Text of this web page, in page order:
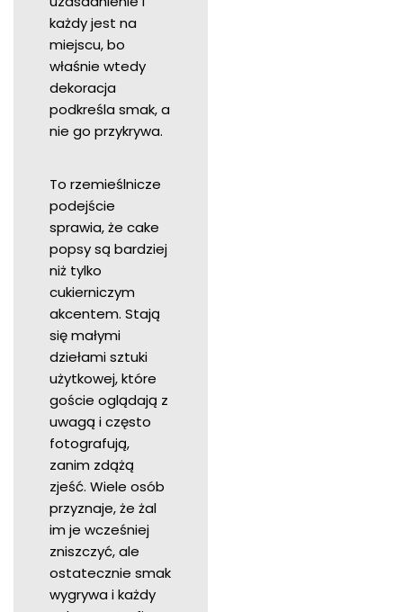
każdy jest na
miejscu, bo
właśnie wtedy
dekoracja
podkreśla smak, a
nie go przykrywa.
To rzemieślnicze
podejście
sprawia, że cake
popsy są bardziej
niż tylko
cukierniczym
akcentem. Stają
się małymi
dziełami sztuki
użytkowej, które
goście oglądają z
uwagą i często
fotografują,
zanim zdążą
zjeść. Wiele osób
przyznaje, że żal
im je wcześniej
zniszczyć, ale
ostatecznie smak
wygrywa i każdy